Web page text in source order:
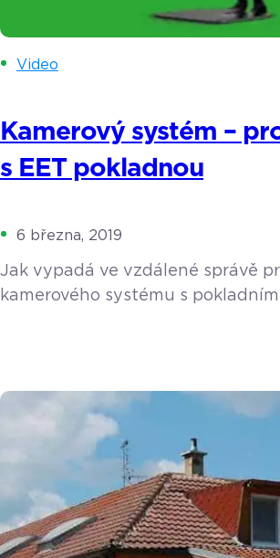
Video
Kamerový systém –
s EET pokladnou
6 března, 2019
Jak vypadá ve vzdálené správě
kamerového systému s